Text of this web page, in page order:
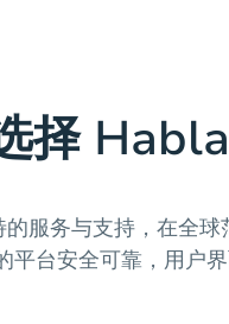
择
服务与支持，在全
平台安全可靠，用户